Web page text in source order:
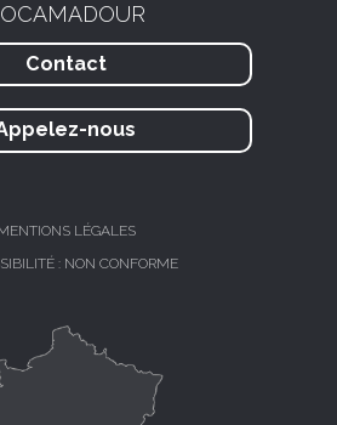
Contact
nous
LÉGALES
: NON CONFORME